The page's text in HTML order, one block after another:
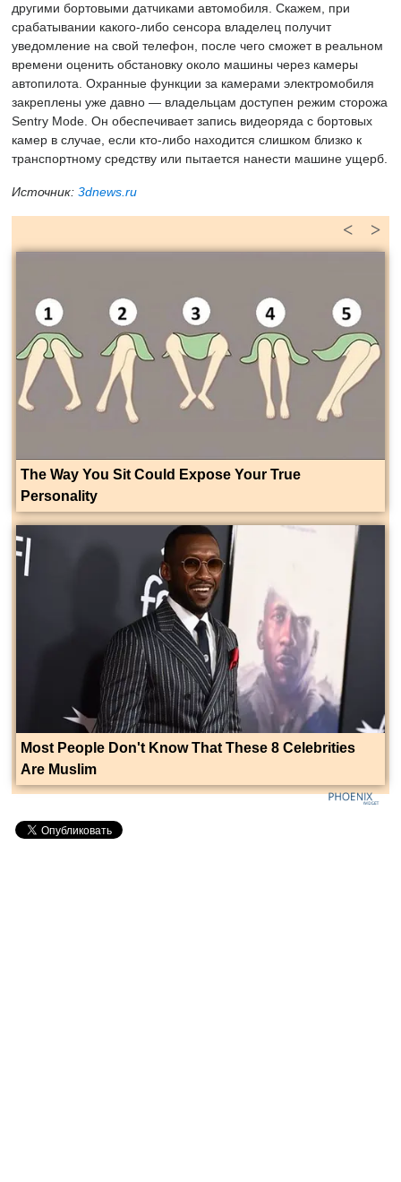
другими бортовыми датчиками автомобиля. Скажем, при
срабатывании какого-либо сенсора владелец получит
уведомление на свой телефон, после чего сможет в реальном
времени оценить обстановку около машины через камеры
автопилота. Охранные функции за камерами электромобиля
закреплены уже давно — владельцам доступен режим сторожа
Sentry Mode. Он обеспечивает запись видеоряда с бортовых
камер в случае, если кто-либо находится слишком близко к
транспортному средству или пытается нанести машине ущерб.
Источник: 3dnews.ru
>
<
The Way You Sit Could Expose Your True
Personality
Most People Don't Know That These 8 Celebrities
Are Muslim